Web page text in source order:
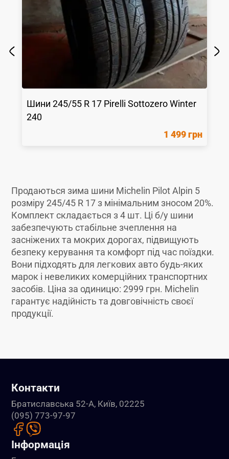
Шини245/55 R 17 Pirelli Sottozero Winter
240
1 499 грн
Продаються зима шини Michelin Pilot Alpin 5
розміру 245/45 R 17 з мінімальним зносом 20%.
Комплект складається з 4 шт. Ці б/у шини
забезпечують стабільне зчеплення на
засніжених та мокрих дорогах, підвищують
безпеку керування та комфорт під час поїздки.
Вони підходять для легкових авто будь-яких
марок і невеликих комерційних транспортних
засобів. Ціна за одиницю: 2999 грн. Michelin
гарантує надійність та довговічність своєї
продукції.
Контакти
Братиславська 52-А, Київ, 02225
(095) 773-97-97
Інформація